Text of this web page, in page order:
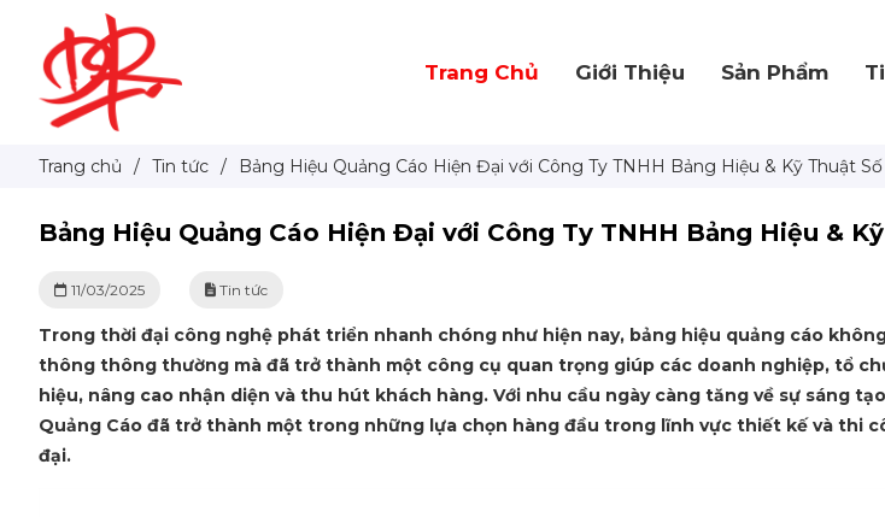
Trang Chủ Giới Thiệu Sản Phẩm
Trang chủ / Tin tức / Bảng Hiệu Quảng Cáo Hiện Đại với Công Ty TNHH Bảng Hiệu & Kỹ Thuật Số
Bảng Hiệu Quảng Cáo Hiện Đại với Công Ty TNHH Bảng Hiệu &
11/03/2025 Tin tức
Trong thời đại công nghệ phát triển nhanh chóng như hiện nay, bảng hiệu quảng cáo
thông thông thường mà đã trở thành một công cụ quan trọng giúp các doanh nghiệp, tổ
hiệu, nâng cao nhận diện và thu hút khách hàng. Với nhu cầu ngày càng tăng về sự sáng
Quảng Cáo đã trở thành một trong những lựa chọn hàng đầu trong lĩnh vực thiết kế và thi
đại.